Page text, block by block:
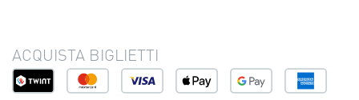
ACQUISTA BIGLIETTI